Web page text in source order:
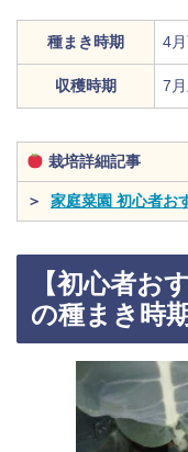
種まき時期 4
収穫時期 7
栽培詳細記事
＞ 家庭菜園 初心者お
【初心者お
の種まき時